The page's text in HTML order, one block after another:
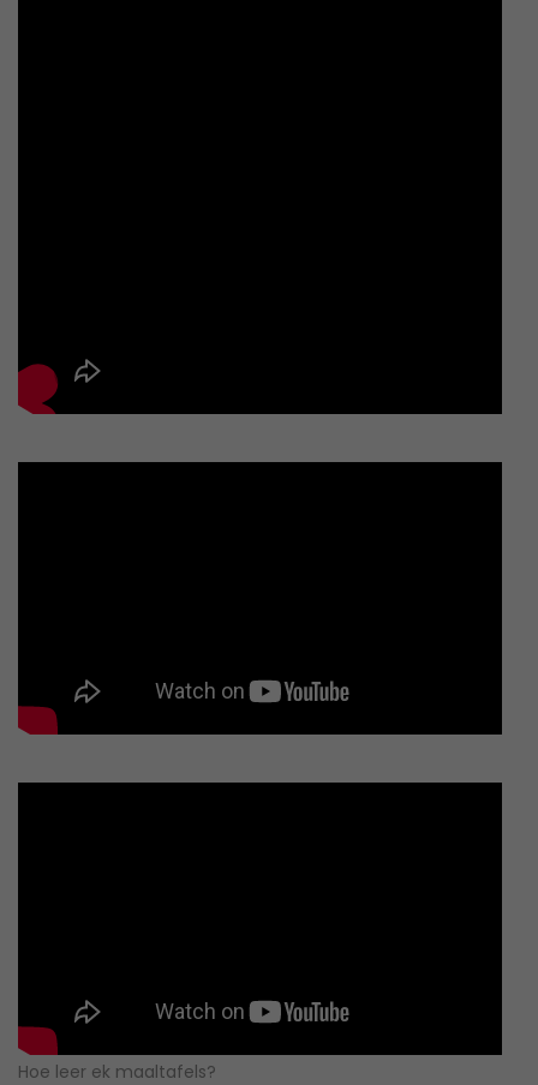
Hoe leer ek maaltafels?